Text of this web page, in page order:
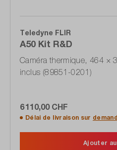
Teledyne FLIR
A50 Kit R&D
Caméra thermique, 464 ×
inclus (89851-0201)
6 110,00 CHF
Délai de livraison sur
Ajouter